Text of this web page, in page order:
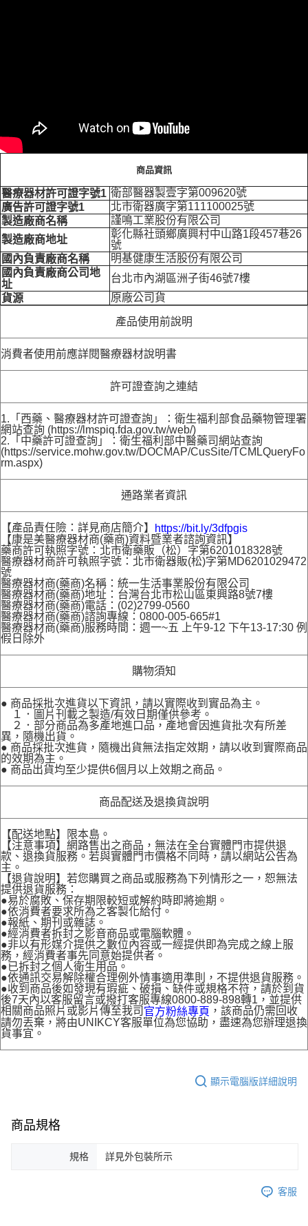
商品資訊
醫療器材許可證字號1 衛部醫器製壹字第009620號
廣告許可證字號1
北市衛器廣字第111100025號
製造廠商名稱
謹鳴工業股份有限公司
製造廠商地址
彰化縣社頭鄉廣興村中山路1段457巷26
號
國內負責廠商名稱
明基健康生活股份有限公司
國內負責廠商公司地
址
台北市內湖區洲子街46號7樓
貨源
原廠公司貨
產品使用前說明
消費者使用前應詳閱醫療器材說明書
許可證查詢之連結
1.「西藥、醫療器材許可證查詢」：衛生福利部食品藥物管理署
網站查詢 (https://lmspiq.fda.gov.tw/web/)
2.「中藥許可證查詢」：衛生福利部中醫藥司網站查詢
(https://service.mohw.gov.tw/DOCMAP/CusSite/TCMLQueryFo
rm.aspx)
通路業者資訊
【產品責任險：詳見商店簡介】
https://bit.ly/3dfpgis
【康是美醫療器材商(藥商)資料暨業者諮詢資訊】
藥商許可執照字號：北市衛藥販（松）字第6201018328號
醫療器材商許可執照字號：北市衛器販(松)字第MD6201029472
號
醫療器材商(藥商)名稱：統一生活事業股份有限公司
醫療器材商(藥商)地址：台灣台北市松山區東興路8號7樓
醫療器材商(藥商)電話：(02)2799-0560
醫療器材商(藥商)諮詢專線：0800-005-665#1
醫療器材商(藥商)服務時間：週一~五 上午9-12 下午13-17:30 例
假日除外
購物須知
● 商品採批次進貨以下資訊，請以實際收到實品為主。
１．圖片刊載之製造/有效日期僅供參考。
２．部分商品為多產地進口品，產地會因進貨批次有所差
異，隨機出貨。
● 商品採批次進貨，隨機出貨無法指定效期，請以收到實際商品
的效期為主。
● 商品出貨均至少提供6個月以上效期之商品。
商品配送及退換貨說明
【配送地點】限本島。
【注意事項】網路售出之商品，無法在全台實體門市提供退
款、退換貨服務。若與實體門市價格不同時，請以網站公告為
主。
【退貨說明】若您購買之商品或服務為下列情形之一，恕無法
提供退貨服務：
●易於腐敗、保存期限較短或解約時即將逾期。
●依消費者要求所為之客製化給付。
●報紙、期刊或雜誌。
●經消費者拆封之影音商品或電腦軟體。
●非以有形媒介提供之數位內容或一經提供即為完成之線上服
務，經消費者事先同意始提供者。
●已拆封之個人衛生用品。
●依通訊交易解除權合理例外情事適用準則，不提供退貨服務。
●收到商品後如發現有瑕疵、破損、缺件或規格不符，請於到貨
後7天內以客服留言或撥打客服專線0800-889-898轉1，並提供
相關商品照片或影片傳至我司 官方粉絲專頁 ，該商品仍需回收
請勿丟棄，將由UNIKCY客服單位為您協助，盡速為您辦理退換
貨事宜。
顯示電腦版詳細說明
商品規格
規格 詳見外包裝所示
客服